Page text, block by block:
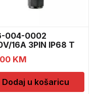
004-0002
16A 3PIN IP68 T
KM
Dodaj u košaricu